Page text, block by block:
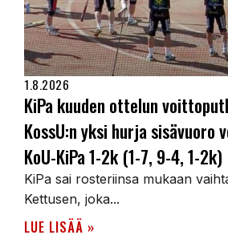
1.8.2026
KiPa kuuden ottelun
KossU:n yksi hurja sisävuoro
KoU-KiPa 1-2k (1-7, 9-4, 1-2k)
KiPa sai rosteriinsa mukaan
Kettusen, joka...
LUE LISÄÄ »